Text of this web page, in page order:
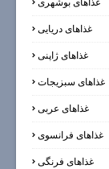
غذاهای دریایی
غذاهای ژاپنی
غذاهای سبزیجات
غذاهای عربی
غذاهای فرانسوی
غذاهای فرنگی